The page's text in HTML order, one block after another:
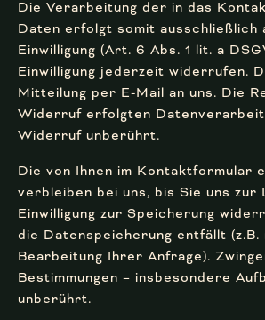
Die Verarbeitung der in das
Daten erfolgt somit ausschließlich
Einwilligung (Art. 6 Abs. 1 lit. a
Einwilligung jederzeit widerrufen.
Mitteilung per E-Mail an uns. Die
Widerruf erfolgten
Widerruf unberührt.
Die von Ihnen im Kontaktformular
verbleiben bei uns, bis Sie uns
Einwilligung zur Speicherung
die Datenspeicherung entfällt
Bearbeitung Ihrer Anfrage).
Bestimmungen – insbesondere
unberührt.